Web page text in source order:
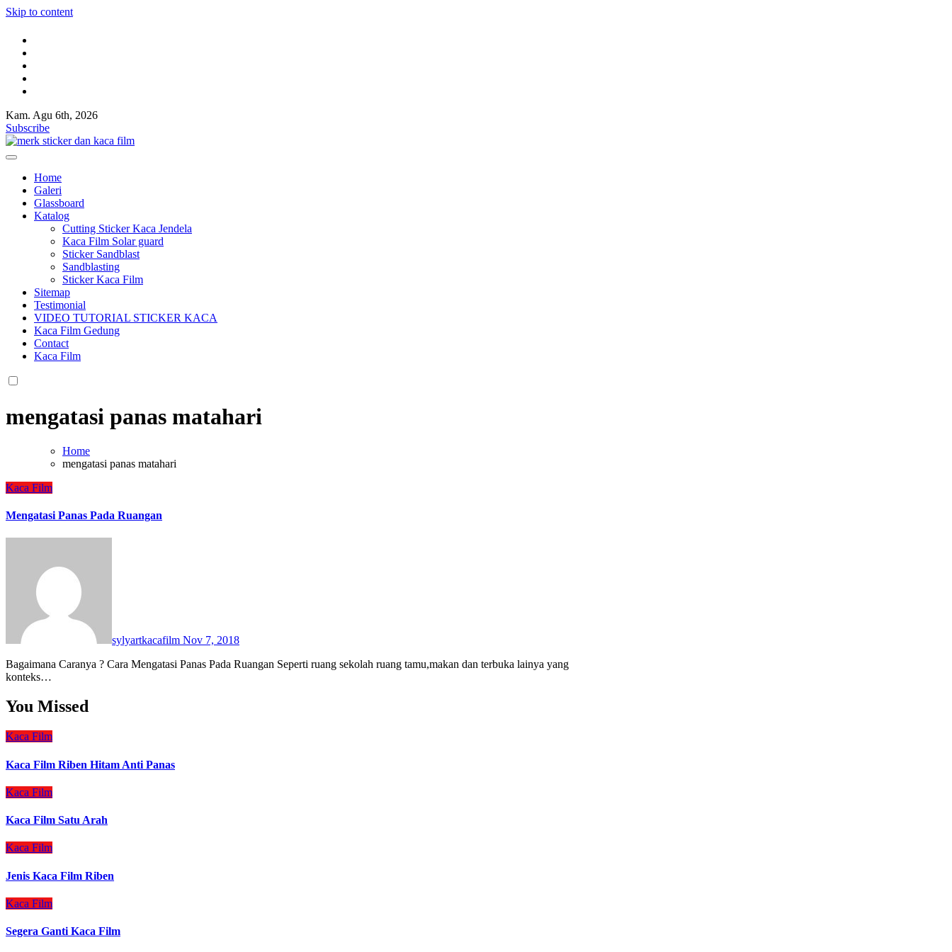
Skip to content
Kaca film rumah,kaca film gedung,Cutting Sticker,Pasang Huruf timbul,Pembuatan sticker kaca
Jual kaca film rumah dan gedung,Toko sticker kaca,Sticker sandblast,Sticker motif,Kaca film solargard,Jenis kaca film,Spesifikasi kaca film
Kam. Agu 6th, 2026
Subscribe
Kaca film rumah,kaca film gedung,Cutting Sticker,Pasang Huruf timbul,Pembuatan sticker kaca
Jual kaca film rumah dan gedung,Toko sticker kaca,Sticker sandblast,Sticker motif,Kaca film solargard,Jenis kaca film,Spesifikasi kaca film
Home
Galeri
Glassboard
Katalog
Cutting Sticker Kaca Jendela
Kaca Film Solar guard
Sticker Sandblast
Sandblasting
Sticker Kaca Film
Sitemap
Testimonial
VIDEO TUTORIAL STICKER KACA
Kaca Film Gedung
Contact
Kaca Film
mengatasi panas matahari
Home
mengatasi panas matahari
Kaca Film
Mengatasi Panas Pada Ruangan
sylyartkacafilm Nov 7, 2018
Bagaimana Caranya ? Cara Mengatasi Panas Pada Ruangan Seperti ruang sekolah ruang tamu,makan dan terbuka lainya yang
konteks…
You Missed
Kaca Film
Kaca Film Riben Hitam Anti Panas
Kaca Film
Kaca Film Satu Arah
Kaca Film
Jenis Kaca Film Riben
Kaca Film
Segera Ganti Kaca Film